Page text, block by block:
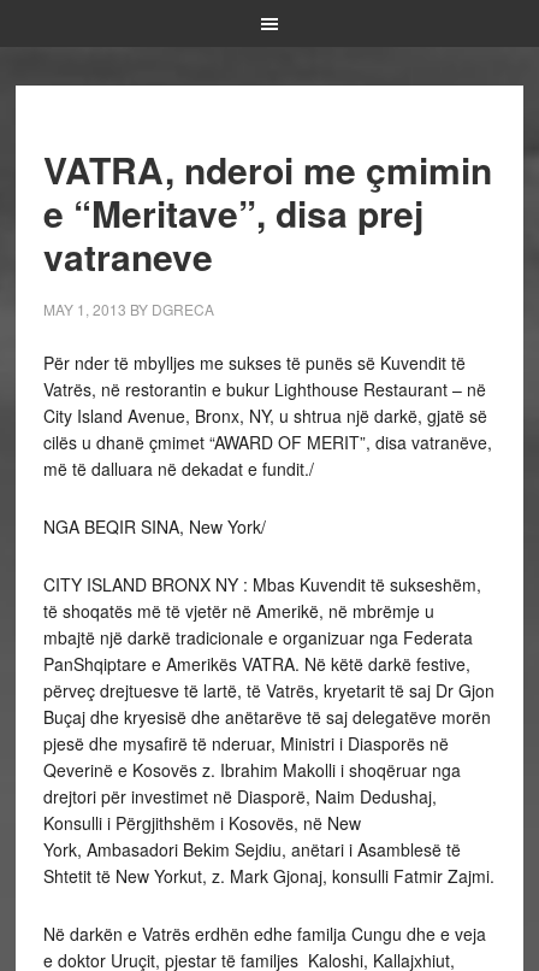
VATRA, nderoi me çmimin
e “Meritave”, disa prej
vatraneve
MAY 1, 2013 BY DGRECA
Për nder të mbylljes me sukses të punës së Kuvendit të
Vatrës, në restorantin e bukur Lighthouse Restaurant – në
City Island Avenue, Bronx, NY, u shtrua një darkë, gjatë së
cilës u dhanë çmimet “AWARD OF MERIT”, disa vatranëve,
më të dalluara në dekadat e fundit./
NGA BEQIR SINA, New York/
CITY ISLAND BRONX NY : Mbas Kuvendit të sukseshëm,
të shoqatës më të vjetër në Amerikë, në mbrëmje u
mbajtë një darkë tradicionale e organizuar nga Federata
PanShqiptare e Amerikës VATRA. Në këtë darkë festive,
përveç drejtuesve të lartë, të Vatrës, kryetarit të saj Dr Gjon
Buçaj dhe kryesisë dhe anëtarëve të saj delegatëve morën
pjesë dhe mysafirë të nderuar, Ministri i Diasporës në
Qeverinë e Kosovës z. Ibrahim Makolli i shoqëruar nga
drejtori për investimet në Diasporë, Naim Dedushaj,
Konsulli i Përgjithshëm i Kosovës, në New
York, Ambasadori Bekim Sejdiu, anëtari i Asamblesë të
Shtetit të New Yorkut, z. Mark Gjonaj, konsulli Fatmir Zajmi.
Në darkën e Vatrës erdhën edhe familja Cungu dhe e veja
e doktor Uruçit, pjestar të familjes Kaloshi, Kallajxhiut,